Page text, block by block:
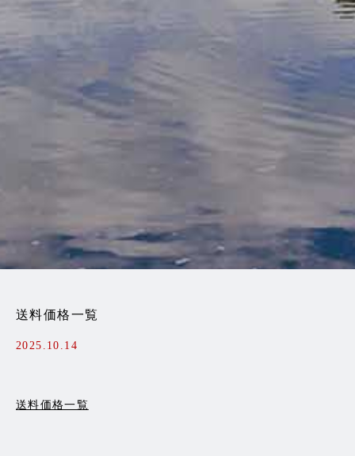
送料価格一覧
2025.10.14
送料価格一覧